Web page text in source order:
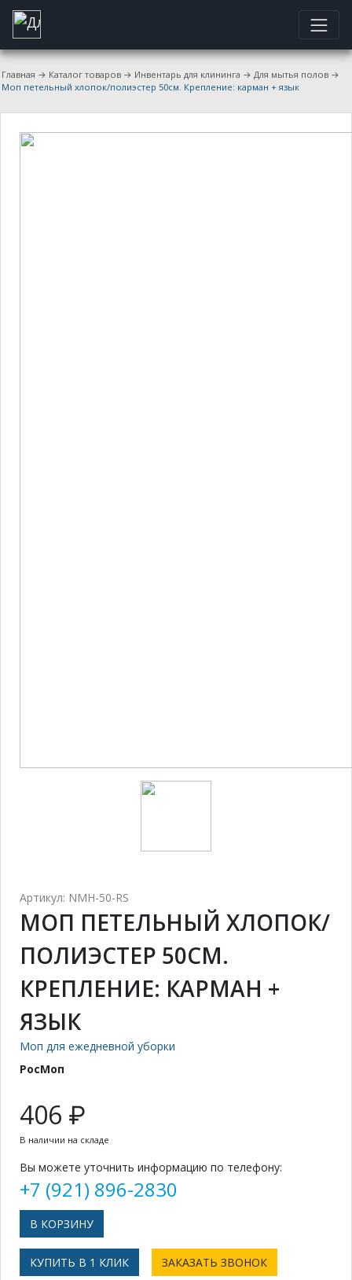
Главная → Каталог товаров → Инвентарь для клининга → Для мытья полов →
Моп петельный хлопок/полиэстер 50см. Крепление: карман + язык
Артикул: NMH-50-RS
МОП ПЕТЕЛЬНЫЙ ХЛОПОК/
ПОЛИЭСТЕР 50СМ.
КРЕПЛЕНИЕ: КАРМАН +
ЯЗЫК
Моп для ежедневной уборки
РосМоп
406 ₽
В наличии на складе
Вы можете уточнить информацию по телефону:
+7 (921) 896-2830
КУПИТЬ В 1 КЛИК ЗАКАЗАТЬ ЗВОНОК